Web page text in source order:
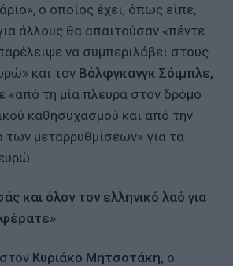
ο οποίος έχει, όπως είπε,
άλλους θα απαιτούσαν «πέντε
να συμπεριλάβει στους
και τον Βόλφγκανγκ Σόιμπλε,
«από τη μία πλευρά στον δρόμο
καθησυχασμού και από την
των μεταρρυθμίσεων» για τα
και όλον τον ελληνικό λαό για
Κυριάκο Μητσοτάκη, ο